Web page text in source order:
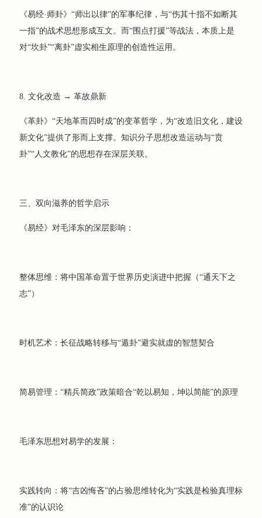
《易经·师卦》“师出以律”的军事纪律，与“伤其十指不如断其
一指”的战术思想形成互文。而“围点打援”等战法，本质上是
对“坎卦”“离卦”虚实相生原理的创造性运用。
8. 文化改造 → 革故鼎新
《革卦》“天地革而四时成”的变革哲学，为“改造旧文化，建设
新文化”提供了形而上支撑。知识分子思想改造运动与“贲
卦”“人文教化”的思想存在深层关联。
三、双向滋养的哲学启示
《易经》对毛泽东的深层影响：
整体思维：将中国革命置于世界历史演进中把握（“通天下之
志”）
时机艺术：长征战略转移与“遁卦”避实就虚的智慧契合
简易管理：“精兵简政”政策暗合“乾以易知，坤以简能”的原理
毛泽东思想对易学的发展：
实践转向：将“吉凶悔吝”的占验思维转化为“实践是检验真理标
准”的认识论